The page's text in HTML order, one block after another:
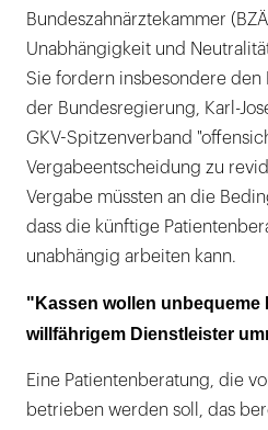
Bundeszahnärztekammer
Unabhängigkeit und
Sie fordern insbesondere den
der Bundesregierung, Karl-
GKV-Spitzenverband
Vergabeentscheidung zu
Vergabe müssten an die
dass die künftige
unabhängig arbeiten kann.
"Kassen wollen unbequeme
willfährigem Dienstleister
Eine Patientenberatung, die
betrieben werden soll, das